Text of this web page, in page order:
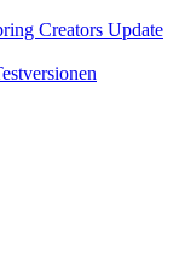
Creators Update